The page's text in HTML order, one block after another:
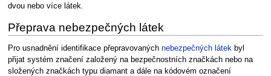
dvou nebo více látek.
Přeprava nebezpečných látek
Pro usnadnění identifikace přepravovaných nebezpečných látek byl
přijat systém značení založený na bezpečnostních značkách nebo na
složených značkách typu diamant a dále na kódovém označení